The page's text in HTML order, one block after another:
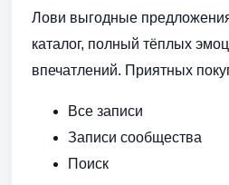
Лови выгодные
каталог, полный тёплых
впечатлений. Приятных
Все записи
Записи сообщества
Поиск